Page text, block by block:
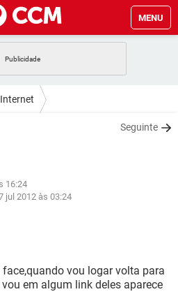
MENU
FACEBOOK
WHATSAPP
EXCEL
EXCEL
GMAIL
Seguinte
16:24
jul 2012 às 03:24
vou logar volta para
em algum link deles aparece